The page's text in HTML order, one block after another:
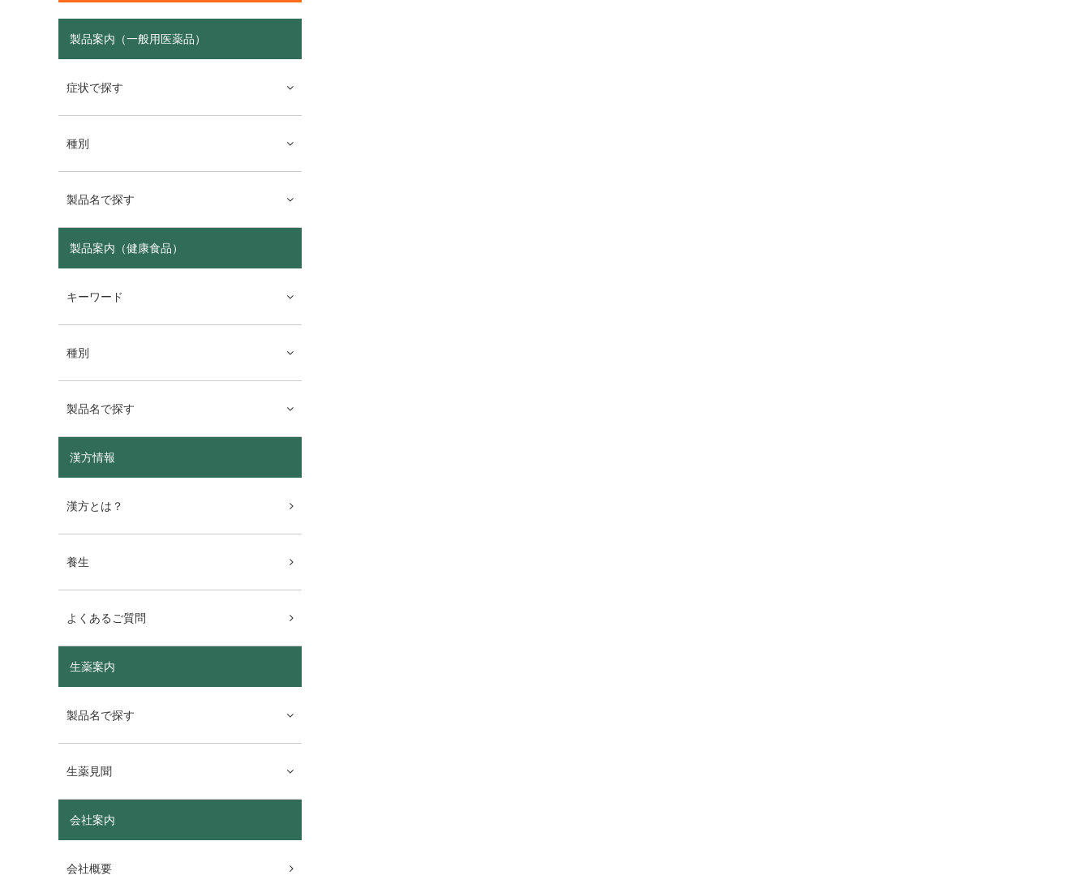
製品案内（一般用医薬品）
症状で探す
種別
製品名で探す
製品案内（健康食品）
キーワード
種別
製品名で探す
漢方情報
漢方とは？
養生
よくあるご質問
生薬案内
製品名で探す
生薬見聞
会社案内
会社概要